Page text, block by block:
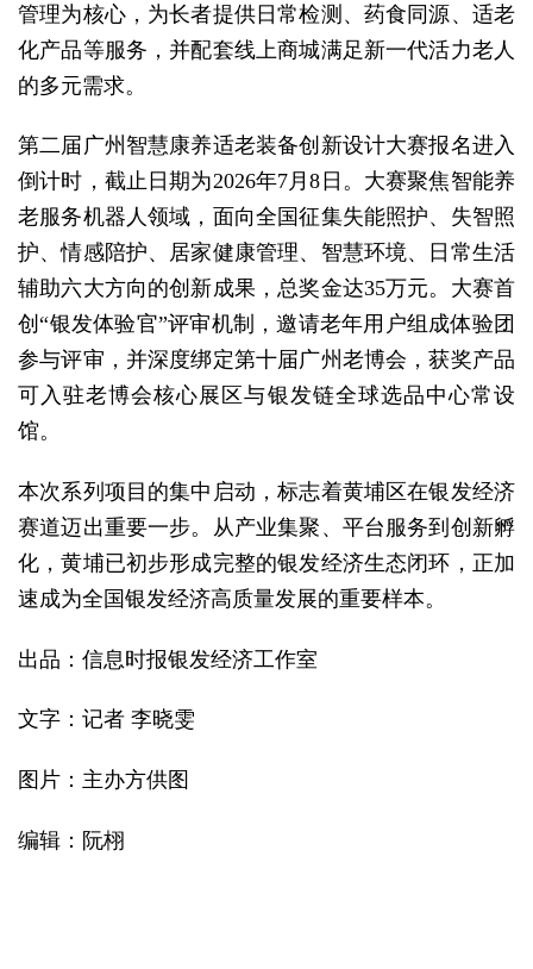
管理为核心，为长者提供日常检测、药食同源、适老
化产品等服务，并配套线上商城满足新一代活力老人
的多元需求。
第二届广州智慧康养适老装备创新设计大赛报名进入
倒计时，截止日期为2026年7月8日。大赛聚焦智能养
老服务机器人领域，面向全国征集失能照护、失智照
护、情感陪护、居家健康管理、智慧环境、日常生活
辅助六大方向的创新成果，总奖金达35万元。大赛首
创“银发体验官”评审机制，邀请老年用户组成体验团
参与评审，并深度绑定第十届广州老博会，获奖产品
可入驻老博会核心展区与银发链全球选品中心常设
馆。
本次系列项目的集中启动，标志着黄埔区在银发经济
赛道迈出重要一步。从产业集聚、平台服务到创新孵
化，黄埔已初步形成完整的银发经济生态闭环，正加
速成为全国银发经济高质量发展的重要样本。
出品：信息时报银发经济工作室
文字：记者 李晓雯
图片：主办方供图
编辑：阮栩